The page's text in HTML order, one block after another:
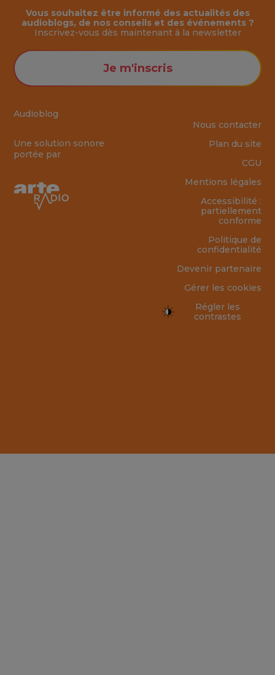
Audioblog
Une solution sonore
portée par
Vous souhaitez être informé des actualités des
audioblogs, de nos conseils et des événements ?
Inscrivez-vous dès maintenant à la newsletter
Je m'inscris
Nous contacter
Plan du site
CGU
Mentions légales
Accessibilité :
partiellement
conforme
Politique de
confidentialité
Devenir partenaire
Gérer les cookies
Régler les
contrastes